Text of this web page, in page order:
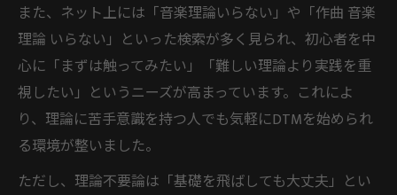
また、ネット上には「音楽理論いらない」や「作曲 音楽
理論 いらない」といった検索が多く見られ、初心者を中
心に「まずは触ってみたい」「難しい理論より実践を重
視したい」というニーズが高まっています。これによ
り、理論に苦手意識を持つ人でも気軽にDTMを始められ
る環境が整いました。
ただし、理論不要論は「基礎を飛ばしても大丈夫」とい